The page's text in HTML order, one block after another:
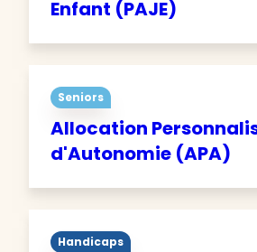
Enfant (PAJE)
Seniors
Allocation
d'Autonomie (APA)
Handicaps